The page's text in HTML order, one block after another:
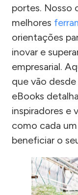
portes. Nosso
melhores
orientações
inovar e
empresarial.
que vão
eBooks
inspiradores e
como cada
beneficiar o